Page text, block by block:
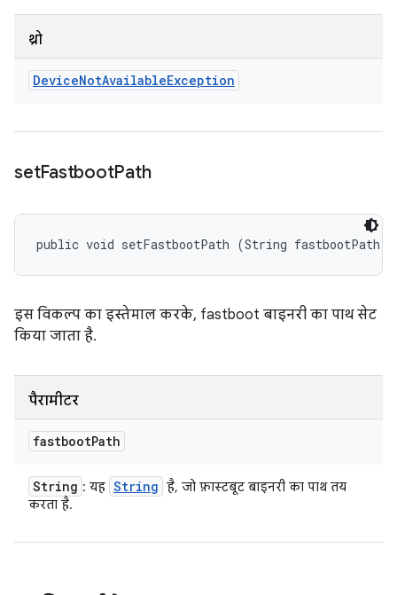
थ्रो
DeviceNotAvailableException
setFastbootPath
public void setFastbootPath (String fastbootPath)
इस विकल्प का इस्तेमाल करके, fastboot बाइनरी का पाथ सेट
किया जाता है.
पैरामीटर
fastbootPath
String : यह String है, जो फ़ास्टबूट बाइनरी का पाथ तय
करता है.